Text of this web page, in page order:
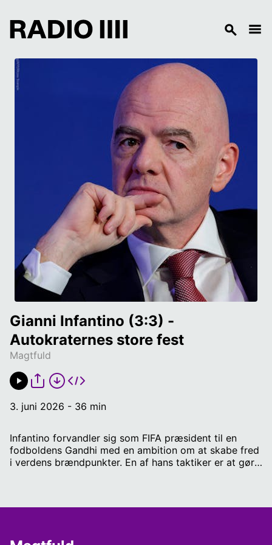
Magtfuld
Gianni Infantino (3:3) -
Autokraternes store fest
3. juni 2026 - 36 min
Infantino forvandler sig som FIFA præsident til en
fodboldens Gandhi med en ambition om at skabe fred
i verdens brændpunkter. En af hans taktiker er at gøre
præsident Trump. Og når man er gode venner med